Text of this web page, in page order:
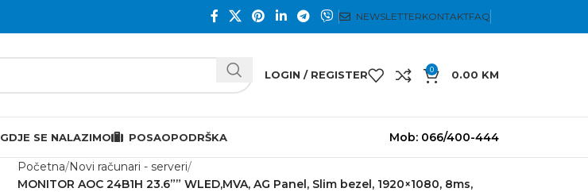
NEWSLETTERKONTAKTFAQ
LOGIN / REGISTER 0 0.00 KM
GDJE SE NALAZIMO POSAOPODRŠKA Mob: 066/400-444
Početna Novi računari - serveri
MONITOR AOC 24B1H 23.6”” WLED,MVA, AG Panel, Slim bezel, 1920×1080, 8ms,